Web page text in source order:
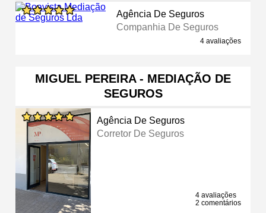
Agência De Seguros
Companhia De Seguros
4 avaliações
MIGUEL PEREIRA - MEDIAÇÃO DE
SEGUROS
Agência De Seguros
Corretor De Seguros
4 avaliações
2 comentários